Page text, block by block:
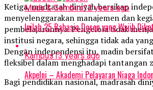
Ketiga, madrasah diniyah bersikap
menyelenggarakan manajemen dan
pembelajarannya. Pengelola tidak
institusi negara, sehingga tidak ada
Dengan independensi itu, madin
fleksibel dalam menghadapi tantangan
Bagi pendidikan nasional, madrasah
Muda & Gembira12 years ago
Inilah 25 Rahasia Dosen yang Wajib
Kampus13 years ago
Akpelni – Akademi Pelayaran Niaga